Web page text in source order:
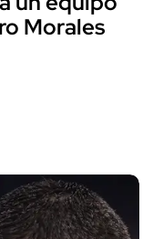
Morales